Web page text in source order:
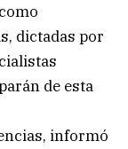
dictadas por
de esta
informó